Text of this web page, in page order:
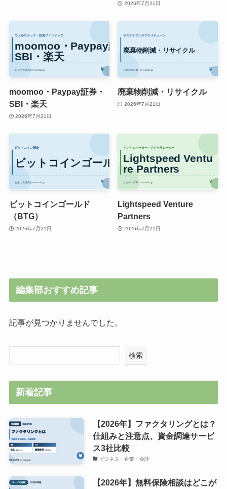
2026年7月21日
moomoo・Paypay証券・
SBI・楽天
2026年7月21日
廃棄物削減・リサイクル
2026年7月21日
ビットコインゴールド
（BTG）
2026年7月21日
Lightspeed Venture
Partners
2026年7月21日
編集部おすすめ記事
記事が見つかりませんでした。
検索
新着記事
【2026年】ファクタリングとは？
仕組みと注意点、資金調達サービ
ス3社比較
ビジネス・企業・会計
【2026年】無料保険相談はどこが